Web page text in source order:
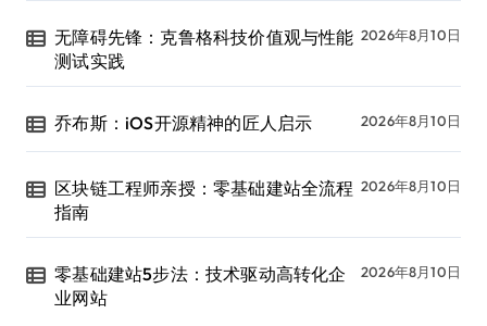
无障碍先锋：克鲁格科技价值观与性能
测试实践
2026年8月10日
乔布斯：iOS开源精神的匠人启示 2026年8月10日
区块链工程师亲授：零基础建站全流程
指南
2026年8月10日
零基础建站5步法：技术驱动高转化企
业网站
2026年8月10日